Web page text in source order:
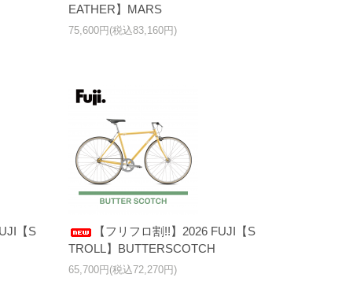
EATHER】MARS
75,600円(税込83,160円)
【S
【フリフロ割!!】2026 FUJI【S
TROLL】BUTTERSCOTCH
65,700円(税込72,270円)